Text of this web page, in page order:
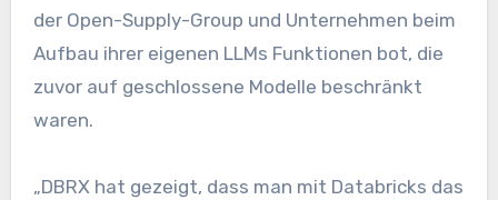
der Open-Supply-Group und Unternehmen beim
Aufbau ihrer eigenen LLMs Funktionen bot, die
zuvor auf geschlossene Modelle beschränkt
waren.
„DBRX hat gezeigt, dass man mit Databricks das